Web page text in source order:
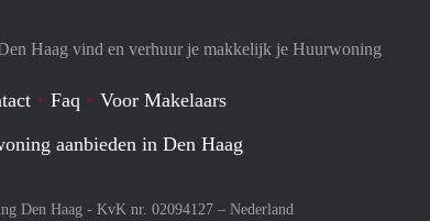
Haag vind en verhuur je makkelijk je Huurwoning
Faq
Voor Makelaars
aanbieden in Den Haag
Den Haag - KvK nr. 02094127 – Nederland